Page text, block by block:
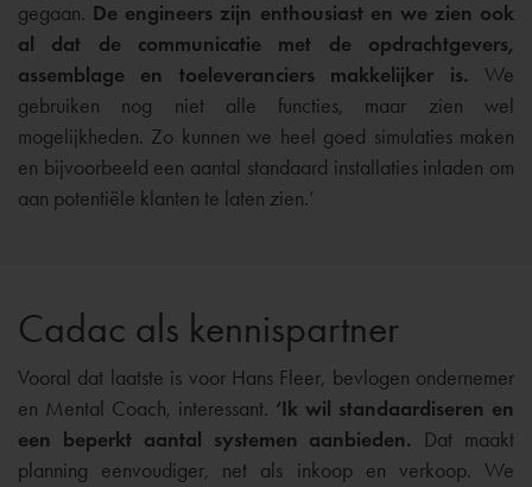
gegaan. De engineers zijn enthousiast en we zien ook
al dat de communicatie met de opdrachtgevers,
assemblage en toeleveranciers makkelijker is. We
gebruiken nog niet alle functies, maar zien wel
mogelijkheden. Zo kunnen we heel goed simulaties maken
en bijvoorbeeld een aantal standaard installaties inladen om
aan potentiële klanten te laten zien.’
Cadac als kennispartner
Vooral dat laatste is voor Hans Fleer, bevlogen ondernemer
en Mental Coach, interessant. ‘Ik wil standaardiseren en
een beperkt aantal systemen aanbieden.
Dat maakt
planning eenvoudiger, net als inkoop en verkoop. We